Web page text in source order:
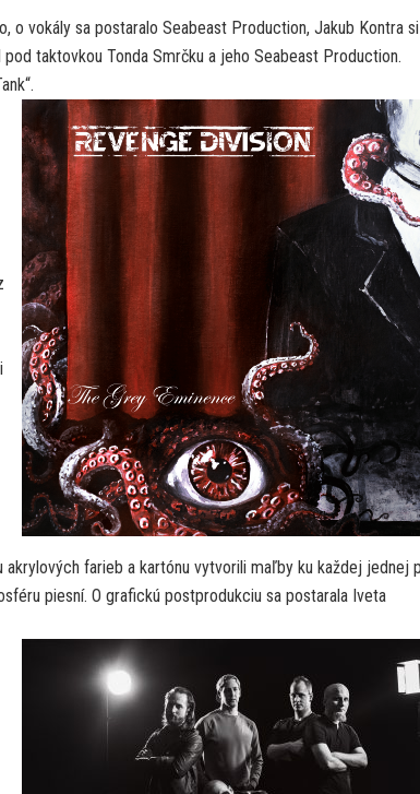
o vokály sa postaralo Seabeast Production, Jakub Kontra si
taktovkou Tonda Smrčku a jeho Seabeast Production.
farieb a kartónu vytvorili maľby ku každej jednej
piesní. O grafickú postprodukciu sa postarala Iveta